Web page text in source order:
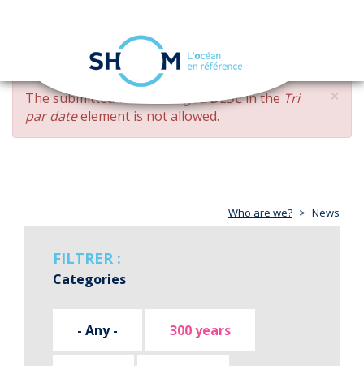
Skip
main
content
navigation
×
ERROR
MESSAGE
The submitted value changed DESCin the Tri
par dateelement is not allowed.
Who are we? News
FILTRER :
Categories
- Any - 300 years